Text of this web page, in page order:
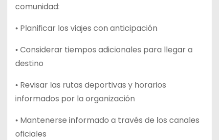
comunidad:
• Planificar los viajes con anticipación
• Considerar tiempos adicionales para llegar a
destino
• Revisar las rutas deportivas y horarios
informados por la organización
• Mantenerse informado a través de los canales
oficiales